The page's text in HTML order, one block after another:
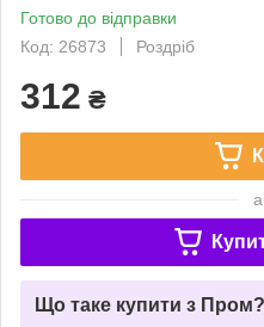
Готово до відправки
Код: 26873
Роздріб
312 ₴
Що таке купити з Пром?